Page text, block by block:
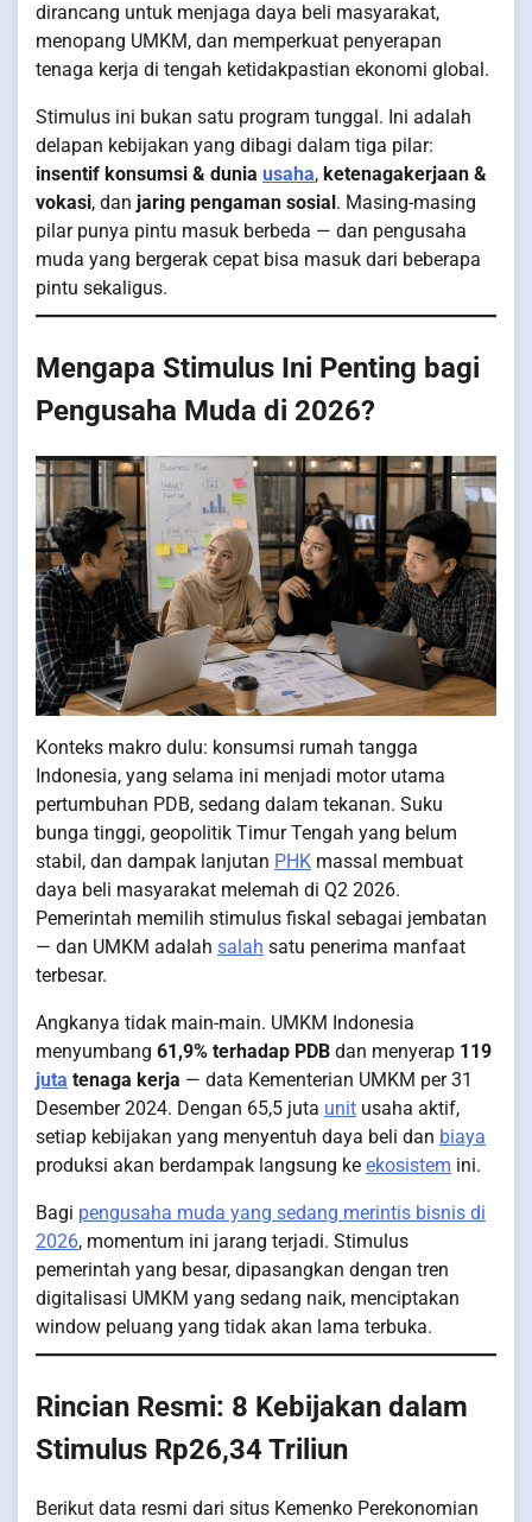
dirancang untuk menjaga daya beli masyarakat,
menopang UMKM, dan memperkuat penyerapan
tenaga kerja di tengah ketidakpastian ekonomi global.
Stimulus ini bukan satu program tunggal. Ini adalah
delapan kebijakan yang dibagi dalam tiga pilar:
insentif konsumsi & dunia usaha, ketenagakerjaan &
vokasi, dan jaring pengaman sosial . Masing-masing
pilar punya pintu masuk berbeda — dan pengusaha
muda yang bergerak cepat bisa masuk dari beberapa
pintu sekaligus.
Mengapa Stimulus Ini Penting bagi
Pengusaha Muda di 2026?
Konteks makro dulu: konsumsi rumah tangga
Indonesia, yang selama ini menjadi motor utama
pertumbuhan PDB, sedang dalam tekanan. Suku
bunga tinggi, geopolitik Timur Tengah yang belum
stabil, dan dampak lanjutan PHK massal membuat
daya beli masyarakat melemah di Q2 2026.
Pemerintah memilih stimulus fiskal sebagai jembatan
— dan UMKM adalah salah satu penerima manfaat
terbesar.
Angkanya tidak main-main. UMKM Indonesia
menyumbang 61,9% terhadap PDB dan menyerap 119
juta tenaga kerja — data Kementerian UMKM per 31
Desember 2024. Dengan 65,5 juta unit usaha aktif,
setiap kebijakan yang menyentuh daya beli dan biaya
produksi akan berdampak langsung ke ekosistem ini.
Bagi pengusaha muda yang sedang merintis bisnis di
2026, momentum ini jarang terjadi. Stimulus
pemerintah yang besar, dipasangkan dengan tren
digitalisasi UMKM yang sedang naik, menciptakan
window peluang yang tidak akan lama terbuka.
Rincian Resmi: 8 Kebijakan dalam
Stimulus Rp26,34 Triliun
Berikut data resmi dari situs Kemenko Perekonomian